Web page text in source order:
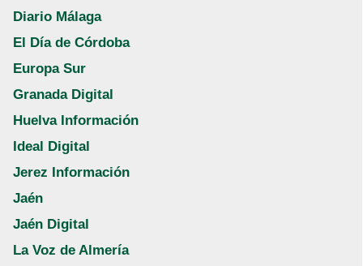
Diario Málaga
El Día de Córdoba
Europa Sur
Granada Digital
Huelva Información
Ideal Digital
Jerez Información
Jaén
Jaén Digital
La Voz de Almería